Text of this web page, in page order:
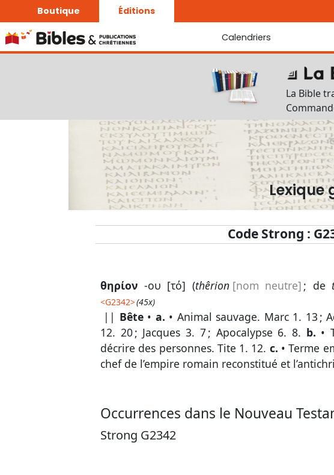
Boutique Éditions
Calendriers
La Bonne Semence
Le Seigneur est proche
La Bible
Lexique
Code Strong :
θηρίον -ου [τό] (thêrion [nom neutre] ; de
<G2342>(45x)
|| Bête• a. • Animal sauvage. Marc 1. 13 ;
12. 20; Jacques 3. 7; Apocalypse 6. 8. b. •
décrire des personnes. Tite 1. 12. c. • Terme
chef de l’empire romain reconstitué et
Occurrences dans le Nouveau
Strong G2342